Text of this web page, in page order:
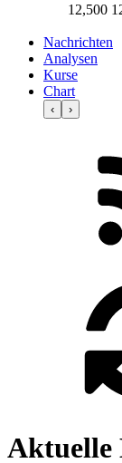
12,500
Nachrichten
Analysen
Kurse
Chart
‹ ›
Aktuelle